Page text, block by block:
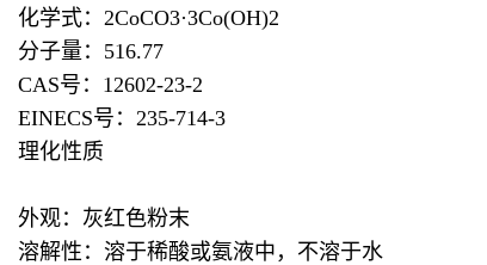
化学式：2CoCO3·3Co(OH)2
分子量：516.77
CAS号：12602-23-2
EINECS号：235-714-3
理化性质
外观：灰红色粉末
溶解性：溶于稀酸或氨液中，不溶于水